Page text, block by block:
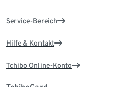
Service-Bereich
Hilfe & Kontakt
Tchibo Online-Konto